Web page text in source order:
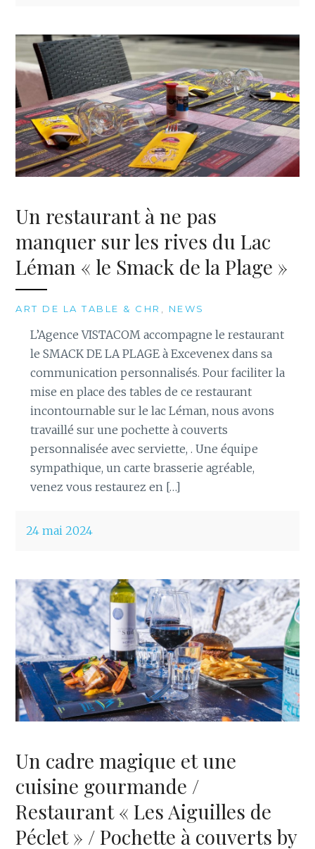
Un restaurant à ne pas
manquer sur les rives du Lac
Léman « le Smack de la Plage »
ART DE LA TABLE & CHR NEWS
L’Agence VISTACOM accompagne le restaurant
le SMACK DE LA PLAGE à Excevenex dans sa
communication personnalisés. Pour faciliter la
mise en place des tables de ce restaurant
incontournable sur le lac Léman, nous avons
travaillé sur une pochette à couverts
personnalisée avec serviette, . Une équipe
sympathique, un carte brasserie agréable,
venez vous restaurez en […]
24 mai 2024
Un cadre magique et une
cuisine gourmande /
Restaurant « Les Aiguilles de
Péclet » / Pochette à couverts by